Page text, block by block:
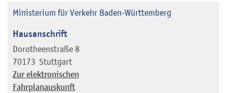
Ministerium für Verkehr Baden-Württemberg
Hausanschrift
Dorotheenstraße 8
70173 Stuttgart
Zur elektronischen
Fahrplanauskunft